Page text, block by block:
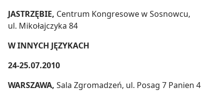
JASTRZĘBIE, Centrum Kongresowe w Sosnowcu,
ul. Mikołajczyka 84
W INNYCH JĘZYKACH
24-25.07.2010
WARSZAWA, Sala Zgromadzeń, ul. Posag 7 Panien 4